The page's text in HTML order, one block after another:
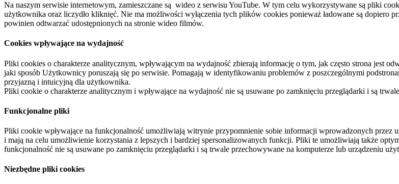
Na naszym serwisie internetowym, zamieszczane są wideo z serwisu YouTube. W tym celu wykorzystywane są pliki
użytkownika oraz liczydło kliknięć. Nie ma możliwości wyłączenia tych plików cookies ponieważ ładowane są dopiero
powinien odtwarzać udostępnionych na stronie wideo filmów.
Cookies wpływające na wydajność
Pliki cookies o charakterze analitycznym, wpływającym na wydajność zbierają informację o tym, jak często strona jest
jaki sposób Użytkownicy poruszają się po serwisie. Pomagają w identyfikowaniu problemów z poszczególnymi
przyjazną i intuicyjną dla użytkownika.
Pliki cookie o charakterze analitycznym i wpływające na wydajność nie są usuwane po zamknięciu przeglądarki i są
Funkcjonalne pliki
Pliki cookie wpływające na funkcjonalność umożliwiają witrynie przypomnienie sobie informacji wprowadzonych
i mają na celu umożliwienie korzystania z lepszych i bardziej spersonalizowanych funkcji. Pliki te umożliwiają także
funkcjonalność nie są usuwane po zamknięciu przeglądarki i są trwale przechowywane na komputerze lub urządzeniu
Niezbędne pliki cookies